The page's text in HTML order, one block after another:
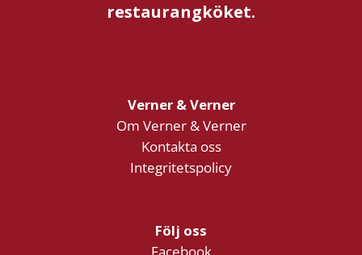
restaurangköket.
Verner & Verner
Om Verner & Verner
Kontakta oss
Integritetspolicy
Följ oss
Facebook